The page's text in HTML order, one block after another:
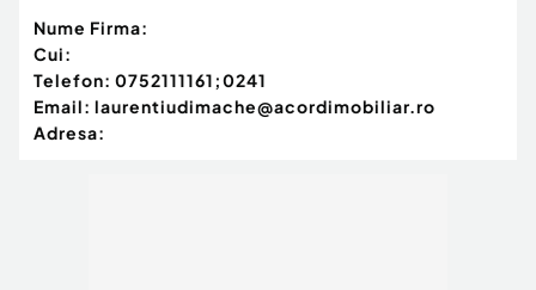
Nume Firma:
Cui:
Telefon: 0752111161;0241
Email: laurentiudimache@acordimobiliar.ro
Adresa: